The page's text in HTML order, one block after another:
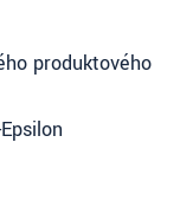
produktového